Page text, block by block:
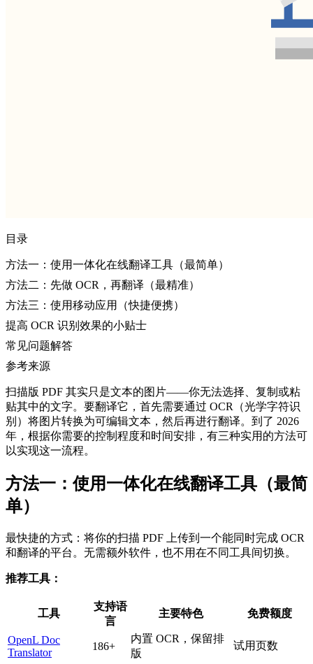
目录
方法一：使用一体化在线翻译工具（最简单）
方法二：先做 OCR，再翻译（最精准）
方法三：使用移动应用（快捷便携）
提高 OCR 识别效果的小贴士
常见问题解答
参考来源
扫描版 PDF 其实只是文本的图片——你无法选择、复制或粘
贴其中的文字。要翻译它，首先需要通过 OCR（光学字符识
别）将图片转换为可编辑文本，然后再进行翻译。到了 2026
年，根据你需要的控制程度和时间安排，有三种实用的方法可
以实现这一流程。
方法一：使用一体化在线翻译工具（最简
单）
最快捷的方式：将你的扫描 PDF 上传到一个能同时完成 OCR
和翻译的平台。无需额外软件，也不用在不同工具间切换。
推荐工具：
工具
支持语
言
主要特色 免费额度
OpenL Doc
Translator
186+
内置 OCR，保留排
版
试用页数